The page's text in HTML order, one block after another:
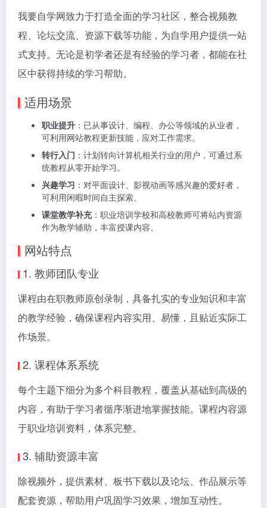
我要自学网致力于打造全面的学习社区，整合视频教
程、论坛交流、资源下载等功能，为自学用户提供一站
式支持。无论是初学者还是有经验的学习者，都能在社
区中获得持续的学习帮助。
适用场景
职业提升 ：已从事设计、编程、办公等领域的从业者，
可利用网站教程更新技能，应对工作需求。
转行入门 ：计划转向计算机相关行业的用户，可通过系
统教程从零开始学习。
兴趣学习 ：对平面设计、影视动画等感兴趣的爱好者，
可利用闲暇时间自主探索。
课堂教学补充：职业培训学校和高校教师可将站内资源
作为教学辅助，丰富授课内容。
网站特点
1. 教师团队专业
课程由在职教师原创录制，具备扎实的专业知识和丰富
的教学经验，确保课程内容实用、易懂，且贴近实际工
作场景。
2. 课程体系系统
每个主题下细分为多个科目教程，覆盖从基础到高级的
内容，有助于学习者循序渐进地掌握技能。课程内容源
于职业培训资料，体系完整。
3. 辅助资源丰富
除视频外，提供素材、板书下载以及论坛、作品展示等
配套资源，帮助用户巩固学习效果，增加互动性。